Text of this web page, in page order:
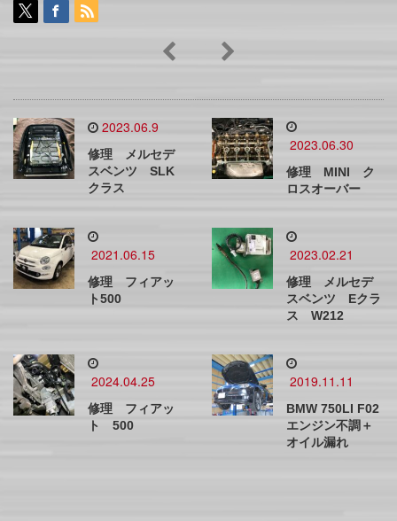
2023.06.9
修理 メルセデ
スベンツ SLK
クラス
2023.06.30
修理 MINI ク
ロスオーバー
2021.06.15
修理 フィアッ
ト500
2023.02.21
修理 メルセデ
スベンツ Eクラ
ス W212
2024.04.25
修理 フィアッ
ト 500
2019.11.11
BMW 750LI F02
エンジン不調＋
オイル漏れ